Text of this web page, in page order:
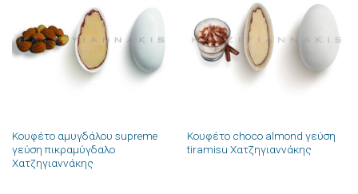
στην λίστα
επιθυμιών
Κουφέτο αμυγδάλου supreme
γεύση πικραμύγδαλο
Χατζηγιαννάκης
στην λίστα
επιθυμιών
Κουφέτο choco almond γεύση
tiramisu Χατζηγιαννάκης